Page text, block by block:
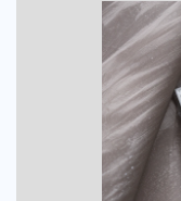
aquele produto
de papel couchê,
de código de
dois tipos: com
alarme, emite
utilizada que é
antena com duas
emite uma
na saída da loja,